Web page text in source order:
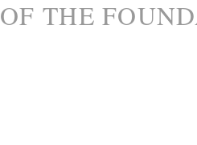
OF THE